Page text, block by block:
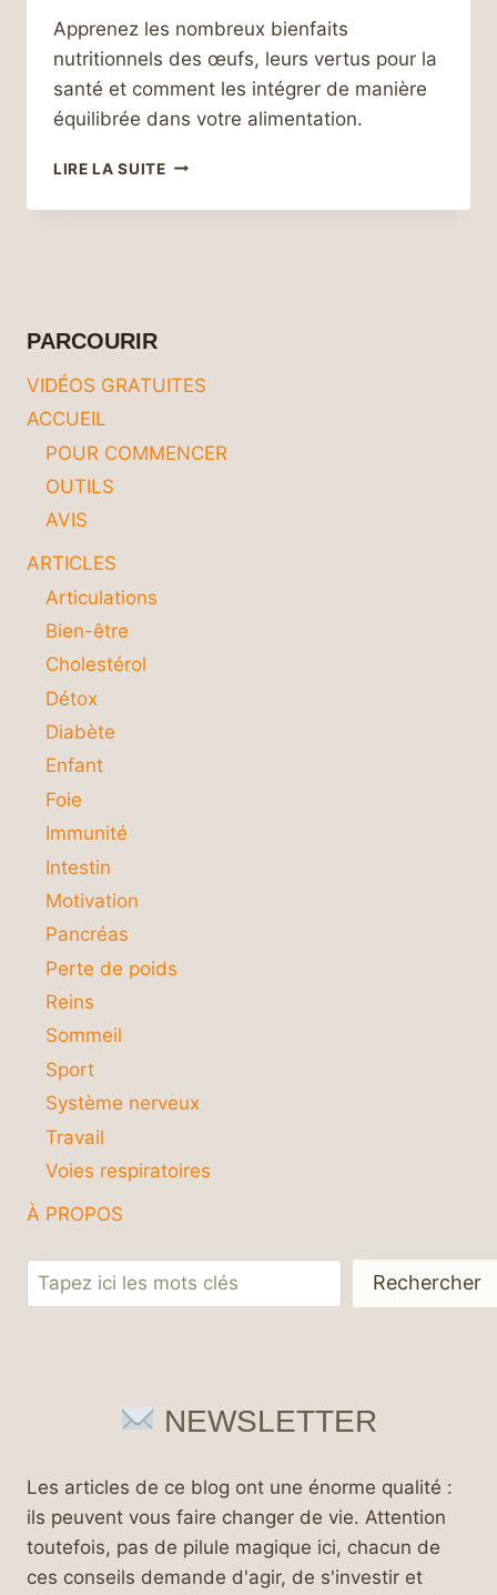
Apprenez les nombreux bienfaits
nutritionnels des œufs, leurs vertus pour la
santé et comment les intégrer de manière
équilibrée dans votre alimentation.
LIRE LA SUITEŒUFS
LES
PARCOURIR
VIDÉOS GRATUITES
ACCUEIL
POUR COMMENCER
OUTILS
AVIS
ARTICLES
Articulations
Bien-être
Cholestérol
Détox
Diabète
Enfant
Foie
Immunité
Intestin
Motivation
Pancréas
Perte de poids
Reins
Sommeil
Sport
Système nerveux
Travail
Voies respiratoires
À PROPOS
Rechercher Rechercher
NEWSLETTER
Les articles de ce blog ont une énorme qualité :
ils peuvent vous faire changer de vie. Attention
toutefois, pas de pilule magique ici, chacun de
ces conseils demande d'agir, de s'investir et